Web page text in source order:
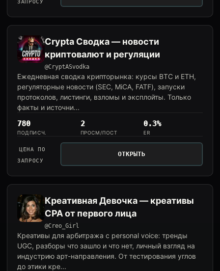
ЗАПРОСУ
Crypta Сводка — новости
криптовалют и регуляции
@CryptASvodka
Ежедневная сводка крипторынка: курсы BTC и ETH,
регуляторные новости (SEC, MiCA, FATF), запуски
протоколов, листинги, взломы и эксплойты. Только
факты и источни...
780
ПОДПИСЧ.
2
ПРОСМ/ПОСТ
0.3%
ER
ЦЕНА ПО
ЗАПРОСУ
ОТКРЫТЬ
Креативная Девочка — креативы
CPA от первого лица
@Creo_Girl
Креативы для арбитража с personal voice: тренды
UGC, разборы что зашло и что нет, личный взгляд на
индустрию арт-направления. От тестирования углов
до этики кре...